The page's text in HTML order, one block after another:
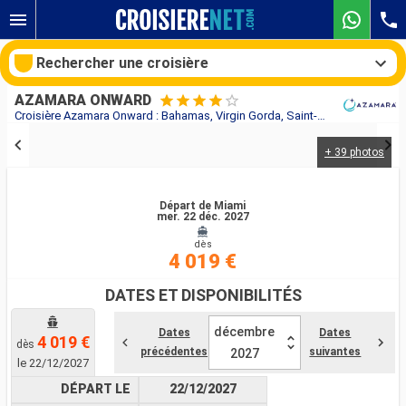
Croisière Azamara Onward : Bahamas, Virgin Gorda, Saint-Martin, Martinique, Sainte-Lucie, Barbade, Porto Rico, États-Unis au départ de Miami
AZAMARA ONWARD
+ 39 photos
Départ de Miami
mer. 22 déc. 2027
dès
4 019 €
DATES ET DISPONIBILITÉS
dès 4 019 €
le 22/12/2027
Dates
précédentes
décembre
2027
Dates
suivantes
DÉPART LE
22/12/2027
Rechercher une croisière
Rechercher